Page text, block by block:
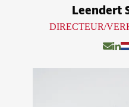
Leendert
DIRECTEUR/